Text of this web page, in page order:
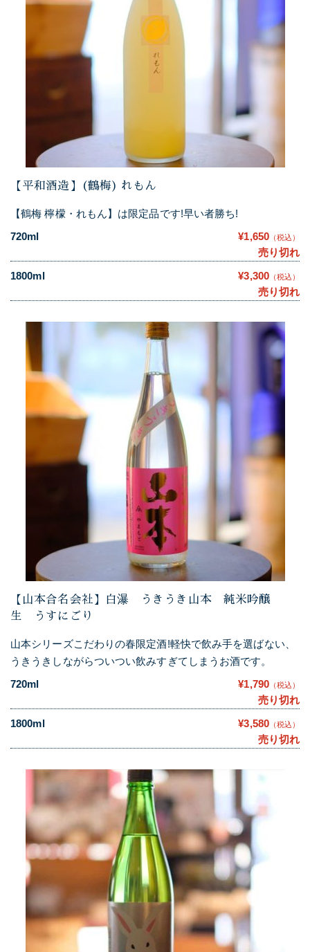
【平和酒造】(鶴梅) れもん
【鶴梅 檸檬・れもん】は限定品です!早い者勝ち!
720ml
¥1,650 （税込）
売り切れ
1800ml
¥3,300 （税込）
売り切れ
【山本合名会社】白瀑 うきうき山本 純米吟醸
生 うすにごり
山本シリーズこだわりの春限定酒!軽快で飲み手を選ばない、
うきうきしながらついつい飲みすぎてしまうお酒です。
720ml
¥1,790 （税込）
売り切れ
1800ml
¥3,580 （税込）
売り切れ